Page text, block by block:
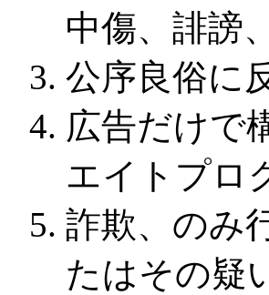
中傷、誹謗
公序良俗に
広告だけで
エイトプロ
詐欺、のみ
たはその疑